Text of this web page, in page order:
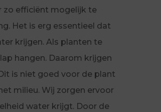
zo efficiënt mogelijk te
Het is erg essentieel dat
krijgen. Als planten te
hangen. Daarom krijgen
is niet goed voor de plant
milieu. Wij zorgen ervoor
water krijgt. Door de